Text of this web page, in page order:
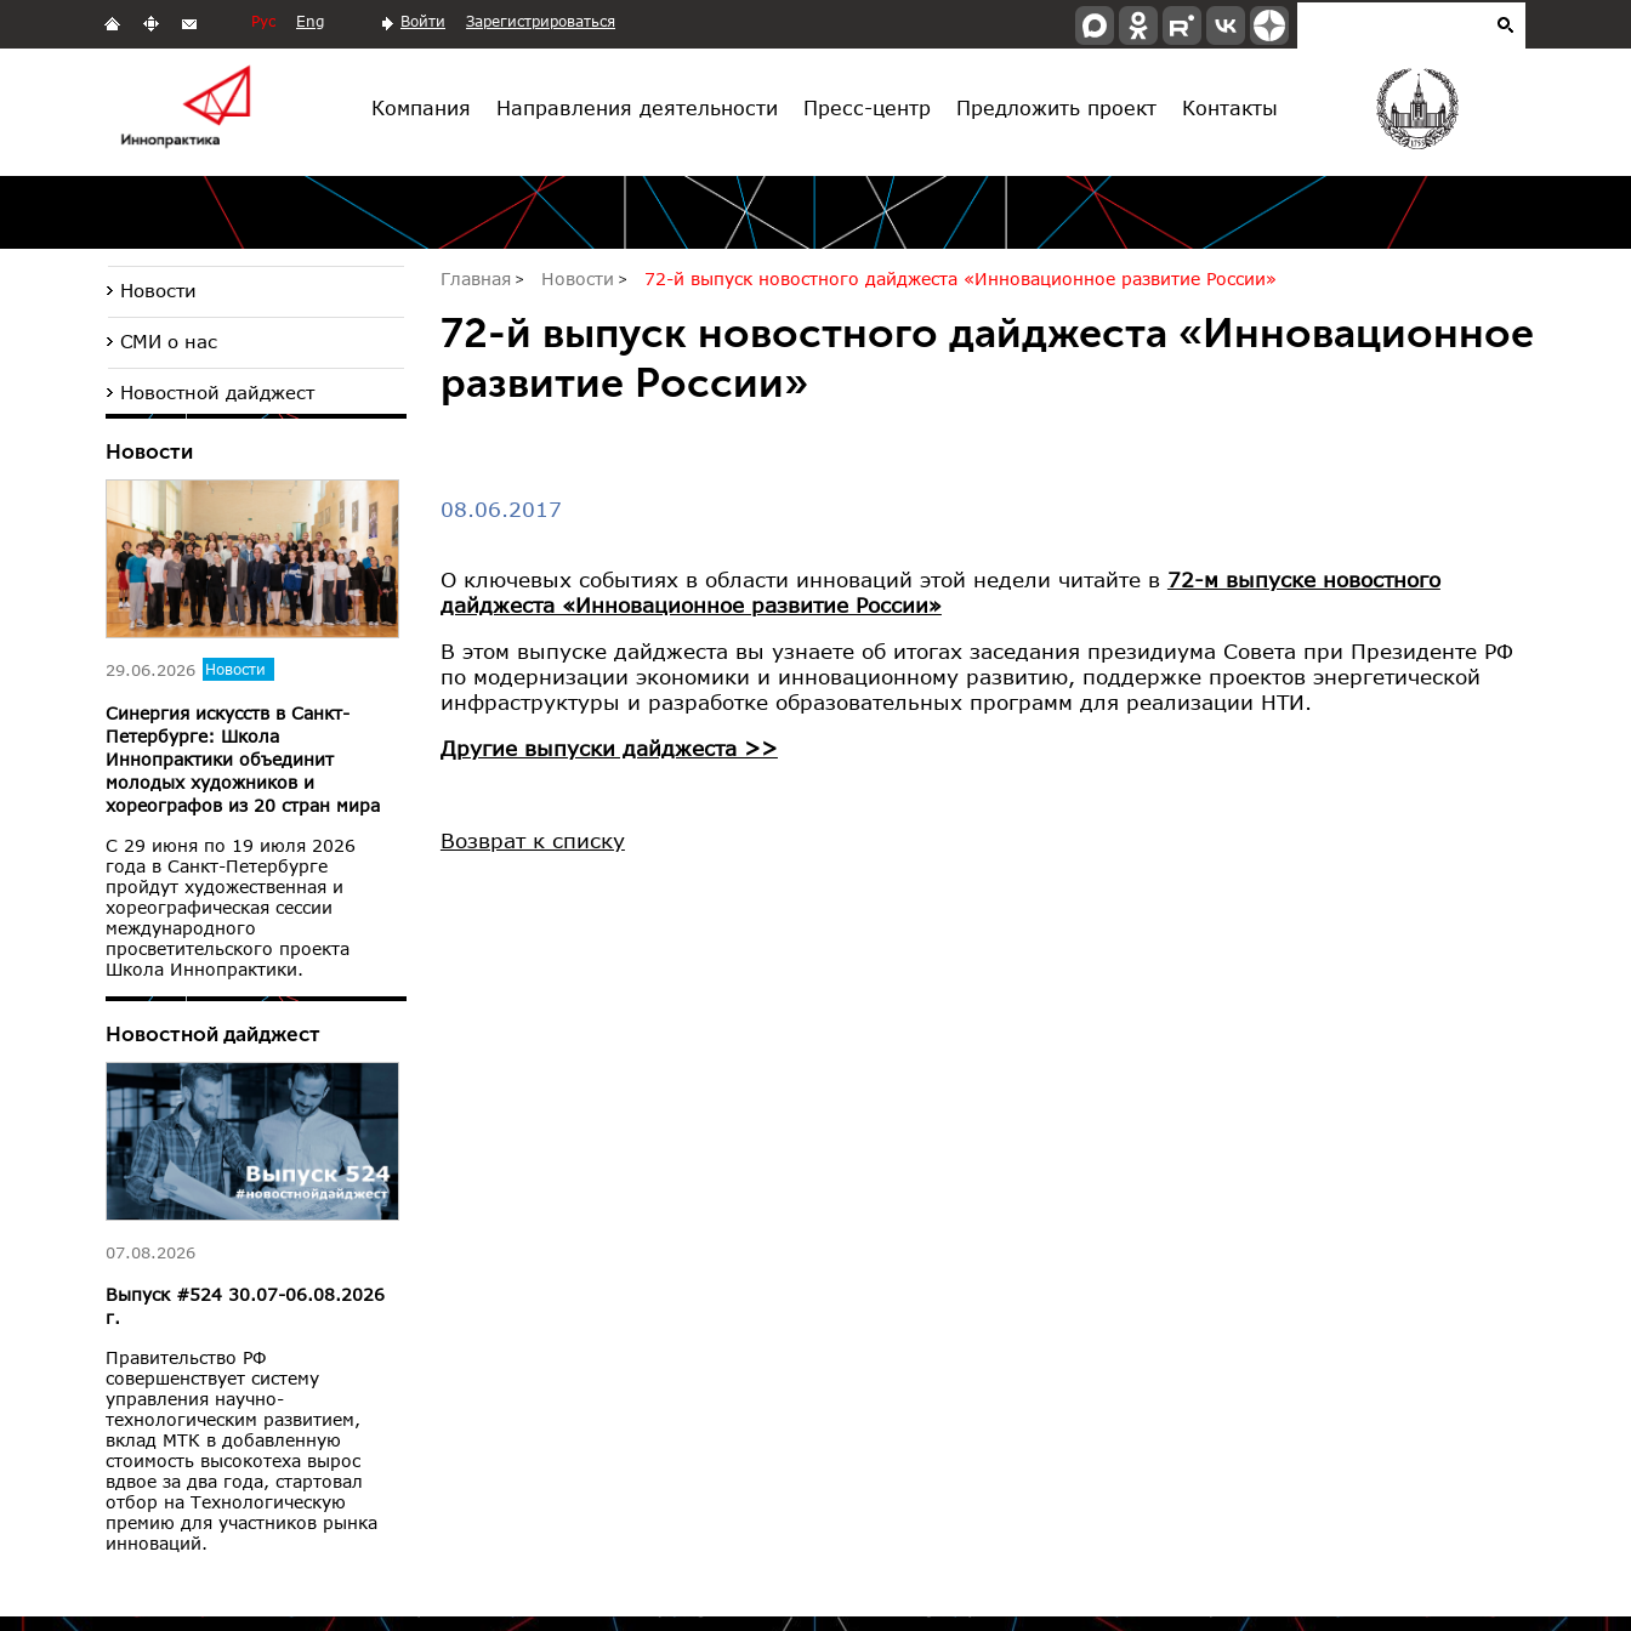
Рус Eng Войти Зарегистрироваться
Компания Направления деятельности Пресс-центр Предложить проект Контакты
Главная Новости 72-й выпуск новостного дайджеста «Инновационное развитие России»
72-й выпуск новостного дайджеста «Инновационное
развитие России»
08.06.2017
О ключевых событиях в области инноваций этой недели читайте в 72-м выпуске новостного
дайджеста «Инновационное развитие России»
В этом выпуске дайджеста вы узнаете об итогах заседания президиума Совета при Президенте РФ
по модернизации экономики и инновационному развитию, поддержке проектов энергетической
инфраструктуры и разработке образовательных программ для реализации НТИ.
Другие выпуски дайджеста >>
Возврат к списку
Новости
СМИ о нас
Новостной дайджест
Новости
29.06.2026 Новости
Синергия искусств в Санкт-
Петербурге: Школа
Иннопрактики объединит
молодых художников и
хореографов из 20 стран мира
С 29 июня по 19 июля 2026
года в Санкт-Петербурге
пройдут художественная и
хореографическая сессии
международного
просветительского проекта
Школа Иннопрактики.
Новостной дайджест
07.08.2026
Выпуск #524 30.07-06.08.2026
г.
Правительство РФ
совершенствует систему
управления научно-
технологическим развитием,
вклад МТК в добавленную
стоимость высокотеха вырос
вдвое за два года, стартовал
отбор на Технологическую
премию для участников рынка
инноваций.